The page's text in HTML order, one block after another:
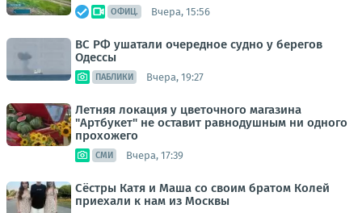
ОФИЦ. Вчера, 15:56
ВС РФ ушатали очередное судно у берегов
Одессы
ПАБЛИКИ Вчера, 19:27
Летняя локация у цветочного магазина
"Артбукет" не оставит равнодушным ни одного
прохожего
СМИ Вчера, 17:39
Сёстры Катя и Маша со своим братом Колей
приехали к нам из Москвы